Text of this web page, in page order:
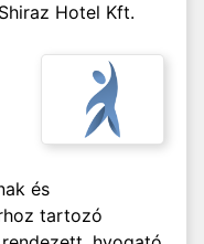
Shiraz Hotel Kft.
és
tartozó